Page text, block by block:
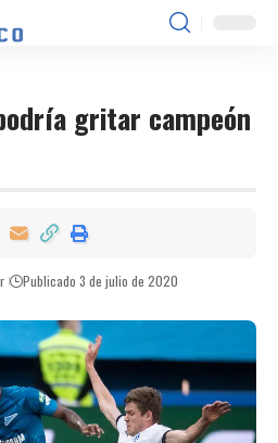
gritar campeón
Publicado 3 de julio de 2020